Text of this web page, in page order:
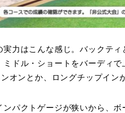
実力はこんな感じ。バックテ
ミドル・ショートをバーディ
オンとか、ロングチップイン
ンパクトゲージが狭いから、